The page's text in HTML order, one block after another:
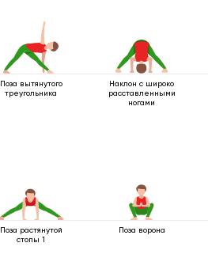
Поза вытянутого
треугольника
Наклон с широко
расставленными
ногами
Поза растянутой
стопы 1
Поза ворона